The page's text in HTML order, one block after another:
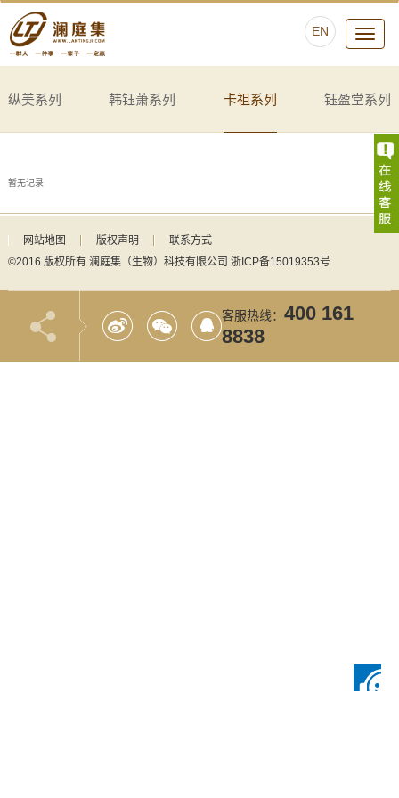
Toggle
EN
纵美系列 韩钰萧系列 卡祖系列 钰盈堂系列
暂无记录
网站地图 版权声明
联系方式
©2016 版权所有 澜庭集（生物）科技有限公司 浙ICP备15019353号
客服热线： 400 161
8838